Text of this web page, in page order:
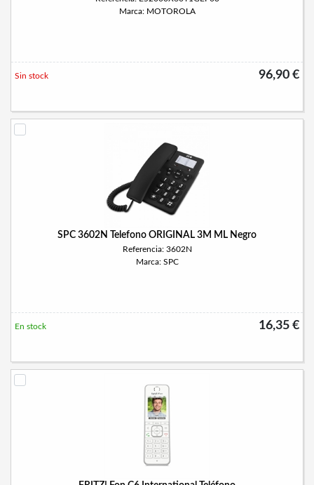
Marca: MOTOROLA
96,90 €
Sin stock
SPC 3602N Telefono ORIGINAL 3M ML Negro
Referencia: 3602N
Marca: SPC
16,35 €
En stock